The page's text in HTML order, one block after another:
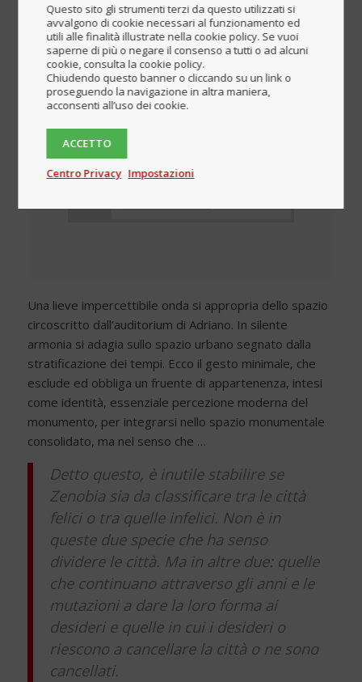
2014
Download complete
brochure
Una lieve impercettibile onda si appropria dello spazio
circoscritto dall’auditorium di Adriano. In silente
armonia si adagia sullo spazio urbano segnato dalla
stratificazione dei tempi. Ecco il gesto minimale, che
esclude ed obbliga un fruente di appartenenza, intesi
come identità, essenziale percezione moderna del
monumento, per integrarsi nello spazio monumentale
consolidato, ma nel senso che …
Detto questo, è inutile stabilire se
Zenobia sia da classificare tra le città
felici o tra quelle infelici. Non è in
queste due specie che ha senso
dividere le città. Ma in altre due: quelle
che continuano attraverso gli anni e le
mutazioni a dare la loro forma ai
desideri e quelle in cui i desideri o
riescono a cancellare la città o ne sono
cancellati.
Questo sito gli strumenti terzi da questo utilizzati si
avvalgono di cookie necessari al funzionamento ed
utili alle finalità illustrate nella cookie policy. Se vuoi
saperne di più o negare il consenso a tutti o ad alcuni
cookie, consulta la cookie policy.
Chiudendo questo banner o cliccando su un link o
proseguendo la navigazione in altra maniera,
acconsenti all’uso dei cookie.
ACCETTO
Centro Privacy Impostazioni